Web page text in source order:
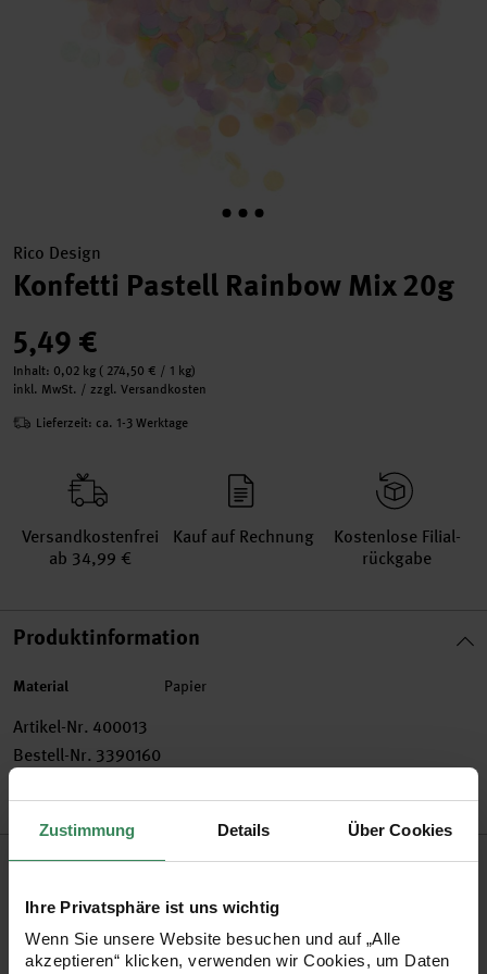
Zustimmung Details Über Cookies
Ihre Privatsphäre ist uns wichtig
Wenn Sie unsere Website besuchen und auf „Alle
akzeptieren“ klicken, verwenden wir Cookies, um Daten
Rico Design
Konfetti Pastell Rainbow Mix 20g
5,49 €
Inhalt: 0,02 kg ( 274,50 € / 1 kg)
inkl. MwSt. / zzgl. Versandkosten
Lieferzeit: ca. 1-3 Werktage
Versand­kosten­frei
ab 34,99 €
Kauf auf Rechnung
Kosten­lose Filial­
rückgabe
Produktinformation
Material Papier
Artikel-Nr. 400013
Bestell-Nr. 3390160
Produktbeschreibung
Das Konfetti aus Seiden-, Neon-, Grau- und Kraftpapier sorgt
für den letzten Schliff in Ihrer Partydeko. Das Konfetti aus